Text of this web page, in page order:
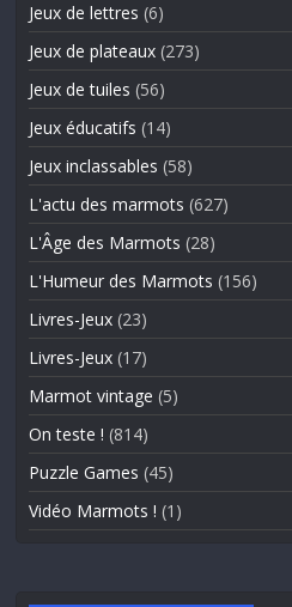
Jeux de lettres (6)
Jeux de plateaux (273)
Jeux de tuiles (56)
Jeux éducatifs (14)
Jeux inclassables (58)
L'actu des marmots (627)
L'Âge des Marmots (28)
L'Humeur des Marmots (156)
Livres-Jeux (23)
Livres-Jeux (17)
Marmot vintage (5)
On teste ! (814)
Puzzle Games (45)
Vidéo Marmots ! (1)